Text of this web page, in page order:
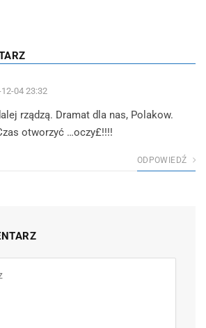
04 23:32
rządzą. Dramat dla nas, Polakow.
otworzyć …oczy£!!!!
ODPOWIEDŹ